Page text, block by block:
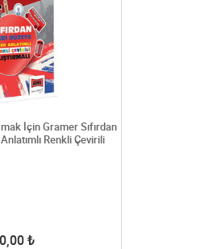
İçin Gramer Sıfırdan
Renkli Çevirili
₺